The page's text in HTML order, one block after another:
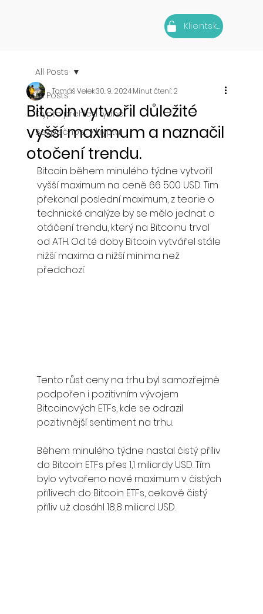
Klientská zóna
All Posts
Krypto přehled týdne
Bezpečnost v kryptu
All Posts
Bitcoin vytvořil důležité
vyšší maximum a naznačil
otočení trendu.
Tomáš Velek30. 9. 2024Minut čtení: 2
Bitcoin během minulého týdne vytvořil
vyšší maximum na ceně 66 500 USD. Tim
překonal poslední maximum, z teorie o
technické analýze by se mělo jednat o
otáčení trendu, který na Bitcoinu trval
od ATH. Od té doby Bitcoin vytvářel stále
nižší maxima a nižší minima než
předchozí.
Tento růst ceny na trhu byl samozřejmě
podpořen i pozitivním vývojem
Bitcoinových ETFs, kde se odrazil
pozitivnější sentiment na trhu.
Během minulého týdne nastal čistý příliv
do Bitcoin ETFs přes 1,1 miliardy USD. Tím
bylo vytvořeno nové maximum v čistých
přílivech do Bitcoin ETFs, celkově čistý
příliv už dosáhl 18,8 miliard USD.